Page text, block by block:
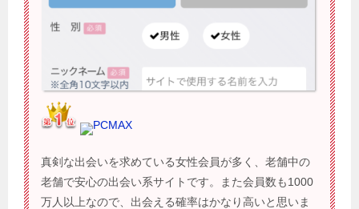
PCMAX
真剣な出会いを求めている女性会員が多く、老舗中の
老舗で安心の出会い系サイトです。また会員数も1000
万人以上なので、出会える確率はかなり高いと思いま